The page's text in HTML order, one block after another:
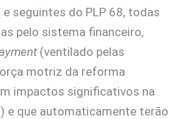
seguintes do PLP 68, todas
pelo sistema financeiro,
(ventilado pelas
motriz da reforma
impactos significativos na
e que automaticamente terão